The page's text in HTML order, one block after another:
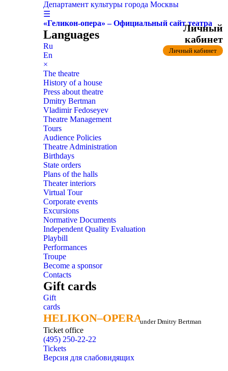
Департамент культуры города Москвы
☰
«Геликон-опера» – Официальный сайт театра
Languages
Ru
En
×
The theatre
History of a house
Press about theatre
Dmitry Bertman
Vladimir Fedoseyev
Theatre Management
Tours
Audience Policies
Theatre Administration
Birthdays
State orders
Plans of the halls
Theater interiors
Virtual Tour
Corporate events
Excursions
Normative Documents
Independent Quality Evaluation
Playbill
Performances
Troupe
Become a sponsor
Contacts
Gift cards
Gift
cards
HELIKON–OPERA
HELIKON–OPERAunder Dmitry Bertman
Ticket office
(495) 250-22-22
Личный
кабинет
Личный кабинет
Tickets
Версия для слабовидящих